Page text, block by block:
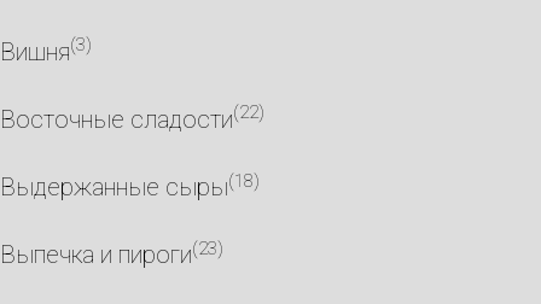
Вишня(3)
Восточные сладости(22)
Выдержанные сыры(18)
Выпечка и пироги(23)